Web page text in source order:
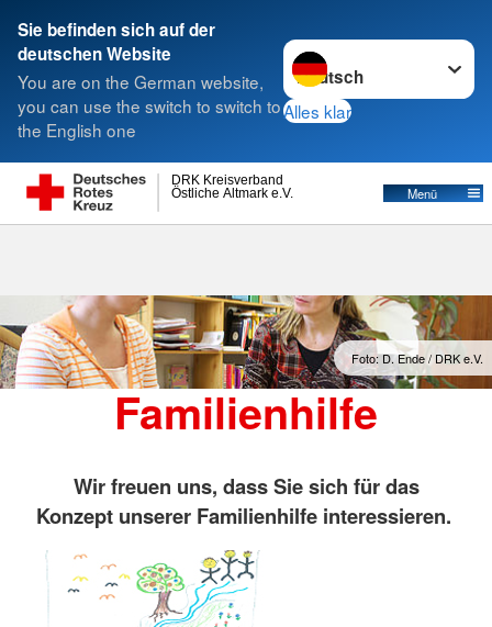
Sie befinden sich auf der
deutschen Website
You are on the German website,
you can use the switch to switch to
the English one
Sprache wechseln zu
Alles klar
Östliche Altmark e.V.
DRK Kreisverband
Menü
Suche
Familienhilfe
Foto: D. Ende / DRK e.V.
Familienhilfe
Wir freuen uns, dass Sie sich für das
Konzept unserer Familienhilfe interessieren.